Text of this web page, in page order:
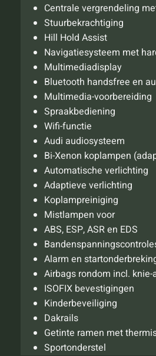
Centrale vergrendeling
Stuurbekrachtiging
Hill Hold Assist
Navigatiesysteem met
Multimediadisplay
Bluetooth handsfree en
Multimedia-voorbereiding
Spraakbediening
Wifi-functie
Audi audiosysteem
Bi-Xenon koplampen
Automatische verlichting
Adaptieve verlichting
Koplampreiniging
Mistlampen voor
ABS, ESP, ASR en EDS
Alarm en
Airbags rondom incl. knie-
ISOFIX bevestigingen
Kinderbeveiliging
Dakrails
Getinte ramen met
Sportonderstel